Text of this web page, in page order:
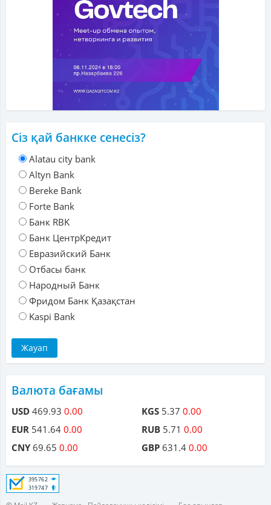
Сіз қай банкке сенесіз?
Alatau city bank
Altyn Bank
Bereke Bank
Forte Bank
Банк RBK
Банк ЦентрКредит
Евразийский Банк
Отбасы банк
Народный Банк
Фридом Банк Қазақстан
Kaspi Bank
Валюта бағамы
USD 469.93 0.00
EUR 541.64 0.00
CNY69.65 0.00
KGS 5.37 0.00
RUB 5.71 0.00
GBP 631.4 0.00